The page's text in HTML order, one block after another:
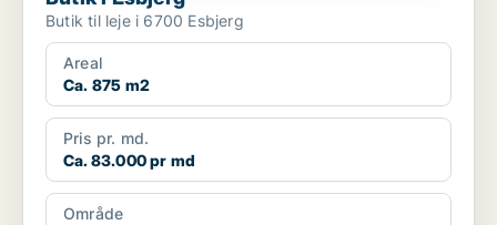
Butik til leje i 6700 Esbjerg
Areal
Ca. 875 m2
Pris pr. md.
Ca. 83.000 pr md
Område